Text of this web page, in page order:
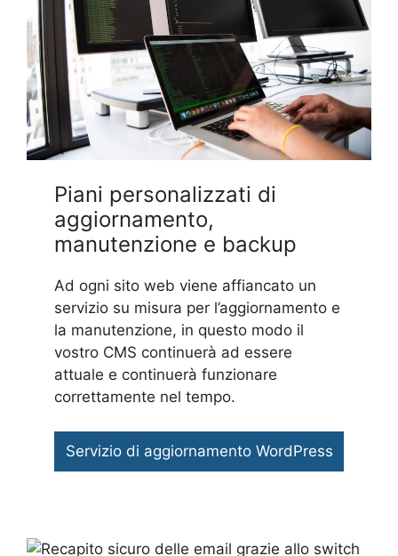
Piani personalizzati di
aggiornamento,
manutenzione e backup
Ad ogni sito web viene affiancato un
servizio su misura per l’aggiornamento e
la manutenzione, in questo modo il
vostro CMS continuerà ad essere
attuale e continuerà funzionare
correttamente nel tempo.
Servizio di aggiornamento WordPress